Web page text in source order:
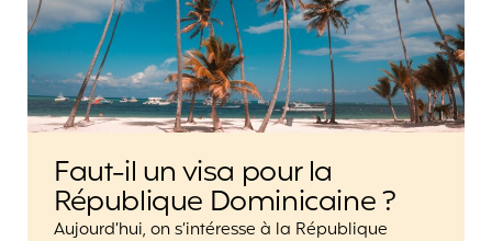
Faut-il un visa pour la
République Dominicaine ?
Aujourd’hui, on s’intéresse à la République